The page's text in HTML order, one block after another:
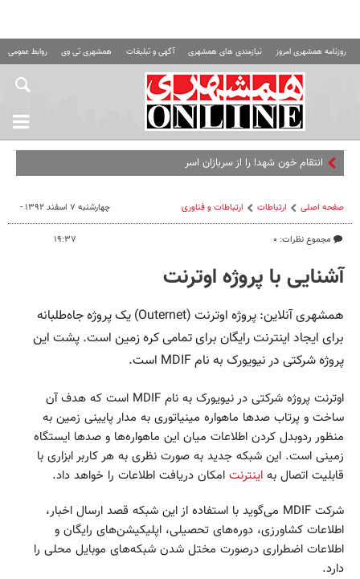
روزنامه همشهری امروز نیازمندی های همشهری آگهی و تبلیغات همشهری تی وی روابط عمومی
انتقام خون شهدا را از سربازان اسرائیل می‌گیری
صفحه اصلی ارتباطات ارتباطات و فناوری
مجموع نظرات: ۰
چهارشنبه ۷ اسفند ۱۳۹۲ -
۱۹:۳۷
آشنایی با پروژه اوترنت
همشهری آنلاین: پروژه اوترنت (Outernet) یک پروژه‌ جاه‌طلبانه
برای ایجاد اینترنت رایگان برای تمامی کره زمین است. پشت این
پروژه شرکتی در نیویورک به نام MDIF است.
اوترنت پروژه شرکتی در نیویورک به نام MDIF است که هدف آن
ساخت و پرتاب صدها ماهواره مینیاتوری به مدار پایینی زمین به
منظور ردوبدل کردن اطلاعات میان این ماهواره‌ها و صدها ایستگاه
زمینی است. این شبکه جدید به صورت نظری به هر کاربر ابزاری با
قابلیت اتصال به اینترنت امکان دریافت اطلاعات را خواهد داد.
شرکت MDIF می‌گوید با استفاده از این شبکه قصد ارسال اخبار،
اطلاعات کشاورزی، دوره‌های تحصیلی، اپلیکیشن‌های رایگان و
اطلاعات اضطراری درصورت مختل شدن شبکه‌های موبایل محلی را
دارد.